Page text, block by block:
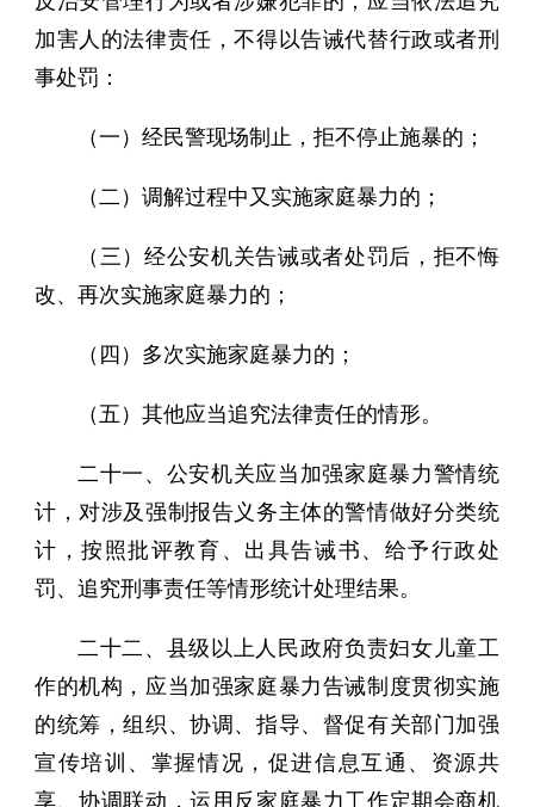
加害人的法律责任，不得以告诫代替行政或者刑
事处罚：
（一）经民警现场制止，拒不停止施暴的；
（二）调解过程中又实施家庭暴力的；
（三）经公安机关告诫或者处罚后，拒不悔
改、再次实施家庭暴力的；
（四）多次实施家庭暴力的；
（五）其他应当追究法律责任的情形。
二十一、公安机关应当加强家庭暴力警情统
计，对涉及强制报告义务主体的警情做好分类统
计，按照批评教育、出具告诫书、给予行政处
罚、追究刑事责任等情形统计处理结果。
二十二、县级以上人民政府负责妇女儿童工
作的机构，应当加强家庭暴力告诫制度贯彻实施
的统筹，组织、协调、指导、督促有关部门加强
宣传培训、掌握情况，促进信息互通、资源共
享、协调联动，运用反家庭暴力工作定期会商机